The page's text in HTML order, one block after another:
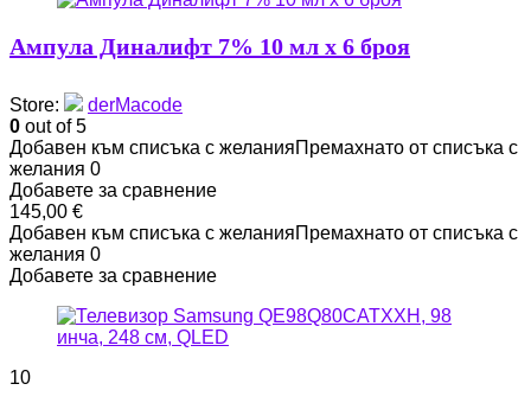
Ампула Диналифт 7% 10 мл x 6 броя
Store:
derMacode
0 out of 5
Добавен към списъка с желанияПремахнато от списъка с
желания 0
Добавете за сравнение
145,00 €
Добавен към списъка с желанияПремахнато от списъка с
желания 0
Добавете за сравнение
10